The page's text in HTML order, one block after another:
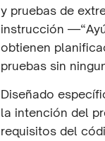
y pruebas de
instrucción
obtienen
pruebas sin
Diseñado
la intención del
requisitos del